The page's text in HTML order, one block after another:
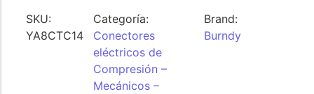
SKU:
YA8CTC14
Categoría:
Conectores
eléctricos de
Compresión –
Mecánicos –
Brand:
Burndy